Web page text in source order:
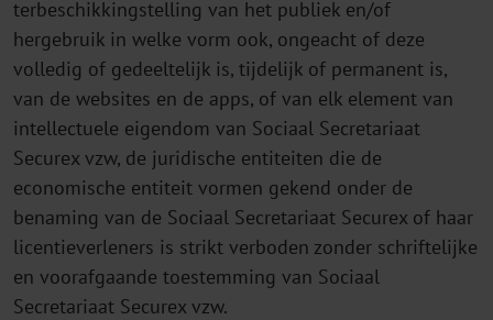
terbeschikkingstelling van het publiek en/of
hergebruik in welke vorm ook, ongeacht of deze
volledig of gedeeltelijk is, tijdelijk of permanent is,
van de websites en de apps, of van elk element van
intellectuele eigendom van Sociaal Secretariaat
Securex vzw, de juridische entiteiten die de
economische entiteit vormen gekend onder de
benaming van de Sociaal Secretariaat Securex of haar
licentieverleners is strikt verboden zonder schriftelijke
en voorafgaande toestemming van Sociaal
Secretariaat Securex vzw.